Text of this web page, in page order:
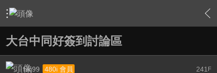
› 家庭劇院 › 家庭劇院相關討論大廳 › 內容
大台中同好簽到討論區
241 F
hkj99 480i 會員